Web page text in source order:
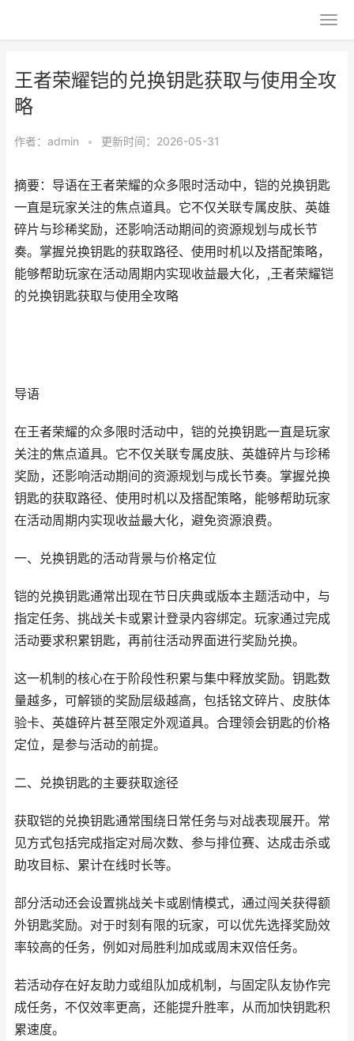
王者荣耀铠的兑换钥匙获取与使用全攻
略
作者： admin • 更新时间：2026-05-31
摘要：导语在王者荣耀的众多限时活动中，铠的兑换钥匙
一直是玩家关注的焦点道具。它不仅关联专属皮肤、英雄
碎片与珍稀奖励，还影响活动期间的资源规划与成长节
奏。掌握兑换钥匙的获取路径、使用时机以及搭配策略，
能够帮助玩家在活动周期内实现收益最大化，,王者荣耀铠
的兑换钥匙获取与使用全攻略
导语
在王者荣耀的众多限时活动中，铠的兑换钥匙一直是玩家
关注的焦点道具。它不仅关联专属皮肤、英雄碎片与珍稀
奖励，还影响活动期间的资源规划与成长节奏。掌握兑换
钥匙的获取路径、使用时机以及搭配策略，能够帮助玩家
在活动周期内实现收益最大化，避免资源浪费。
一、兑换钥匙的活动背景与价格定位
铠的兑换钥匙通常出现在节日庆典或版本主题活动中，与
指定任务、挑战关卡或累计登录内容绑定。玩家通过完成
活动要求积累钥匙，再前往活动界面进行奖励兑换。
这一机制的核心在于阶段性积累与集中释放奖励。钥匙数
量越多，可解锁的奖励层级越高，包括铭文碎片、皮肤体
验卡、英雄碎片甚至限定外观道具。合理领会钥匙的价格
定位，是参与活动的前提。
二、兑换钥匙的主要获取途径
获取铠的兑换钥匙通常围绕日常任务与对战表现展开。常
见方式包括完成指定对局次数、参与排位赛、达成击杀或
助攻目标、累计在线时长等。
部分活动还会设置挑战关卡或剧情模式，通过闯关获得额
外钥匙奖励。对于时刻有限的玩家，可以优先选择奖励效
率较高的任务，例如对局胜利加成或周末双倍任务。
若活动存在好友助力或组队加成机制，与固定队友协作完
成任务，不仅效率更高，还能提升胜率，从而加快钥匙积
累速度。